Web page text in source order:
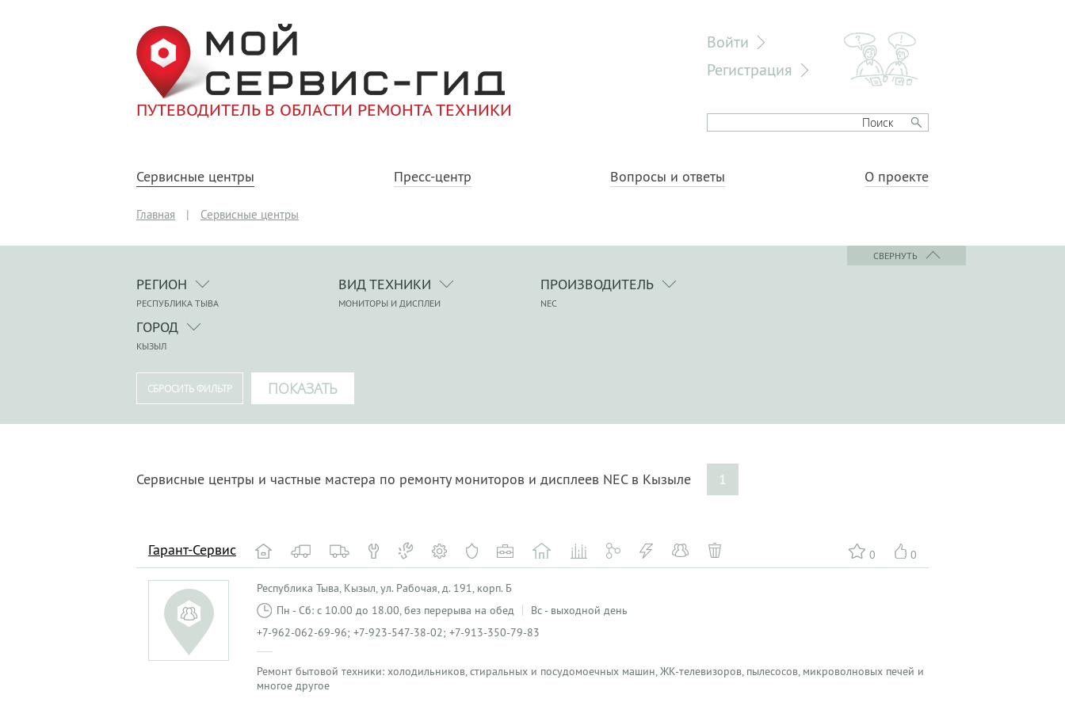
ПУТЕВОДИТЕЛЬ В ОБЛАСТИ РЕМОНТА ТЕХНИКИ
Войти
Регистрация
Сервисные центры Пресс-центр Вопросы и ответы О проекте
Главная | Сервисные центры
СВЕРНУТЬ
РЕГИОН
РЕСПУБЛИКА ТЫВА
ВИД ТЕХНИКИ
МОНИТОРЫ И ДИСПЛЕИ
ПРОИЗВОДИТЕЛЬ
NEC
ГОРОД
КЫЗЫЛ
Сервисные центры и частные мастера по ремонту мониторов и дисплеев NEC в Кызыле 1
0 0
Гарант-Сервис
Республика Тыва, Кызыл, ул. Рабочая, д. 191, корп. Б
Пн - Сб: с 10.00 до 18.00, без перерыва на обед
Вс - выходной день
+7-962-062-69-96; +7-923-547-38-02; +7-913-350-79-83
Ремонт бытовой техники: холодильников, стиральных и посудомоечных машин, ЖК-телевизоров, пылесосов, микроволновых печей и
многое другое